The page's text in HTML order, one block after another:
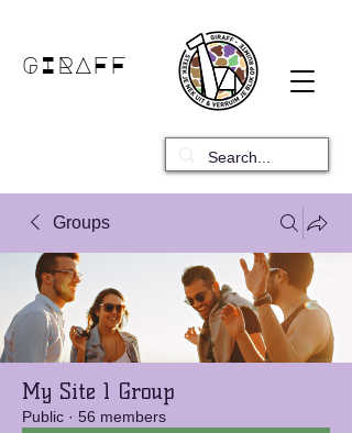
GIRAFF
Groups
My Site 1 Group
Public · 56 members